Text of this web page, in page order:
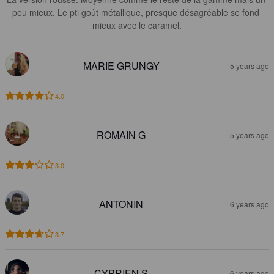
peu mieux. Le pti goût métallique, presque désagréable se fond
mieux avec le caramel.
MARIE GRUNGY 5 years ago
4.0
ROMAIN G 5 years ago
3.0
ANTONIN 6 years ago
3.7